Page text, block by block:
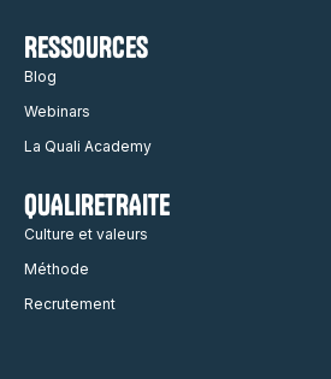
RESSOURCES
Blog
Webinars
La Quali Academy
QUALIRETRAITE
Culture et valeurs
Méthode
Recrutement